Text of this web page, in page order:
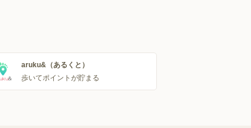
aruku&（あるくと）
歩いてポイントが貯まる